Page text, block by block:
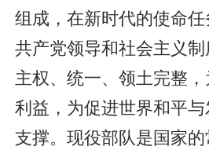
组成，在新时代的使命
共产党领导和社会主义
主权、统一、领土完整
利益，为促进世界和平
支撑。现役部队是国家